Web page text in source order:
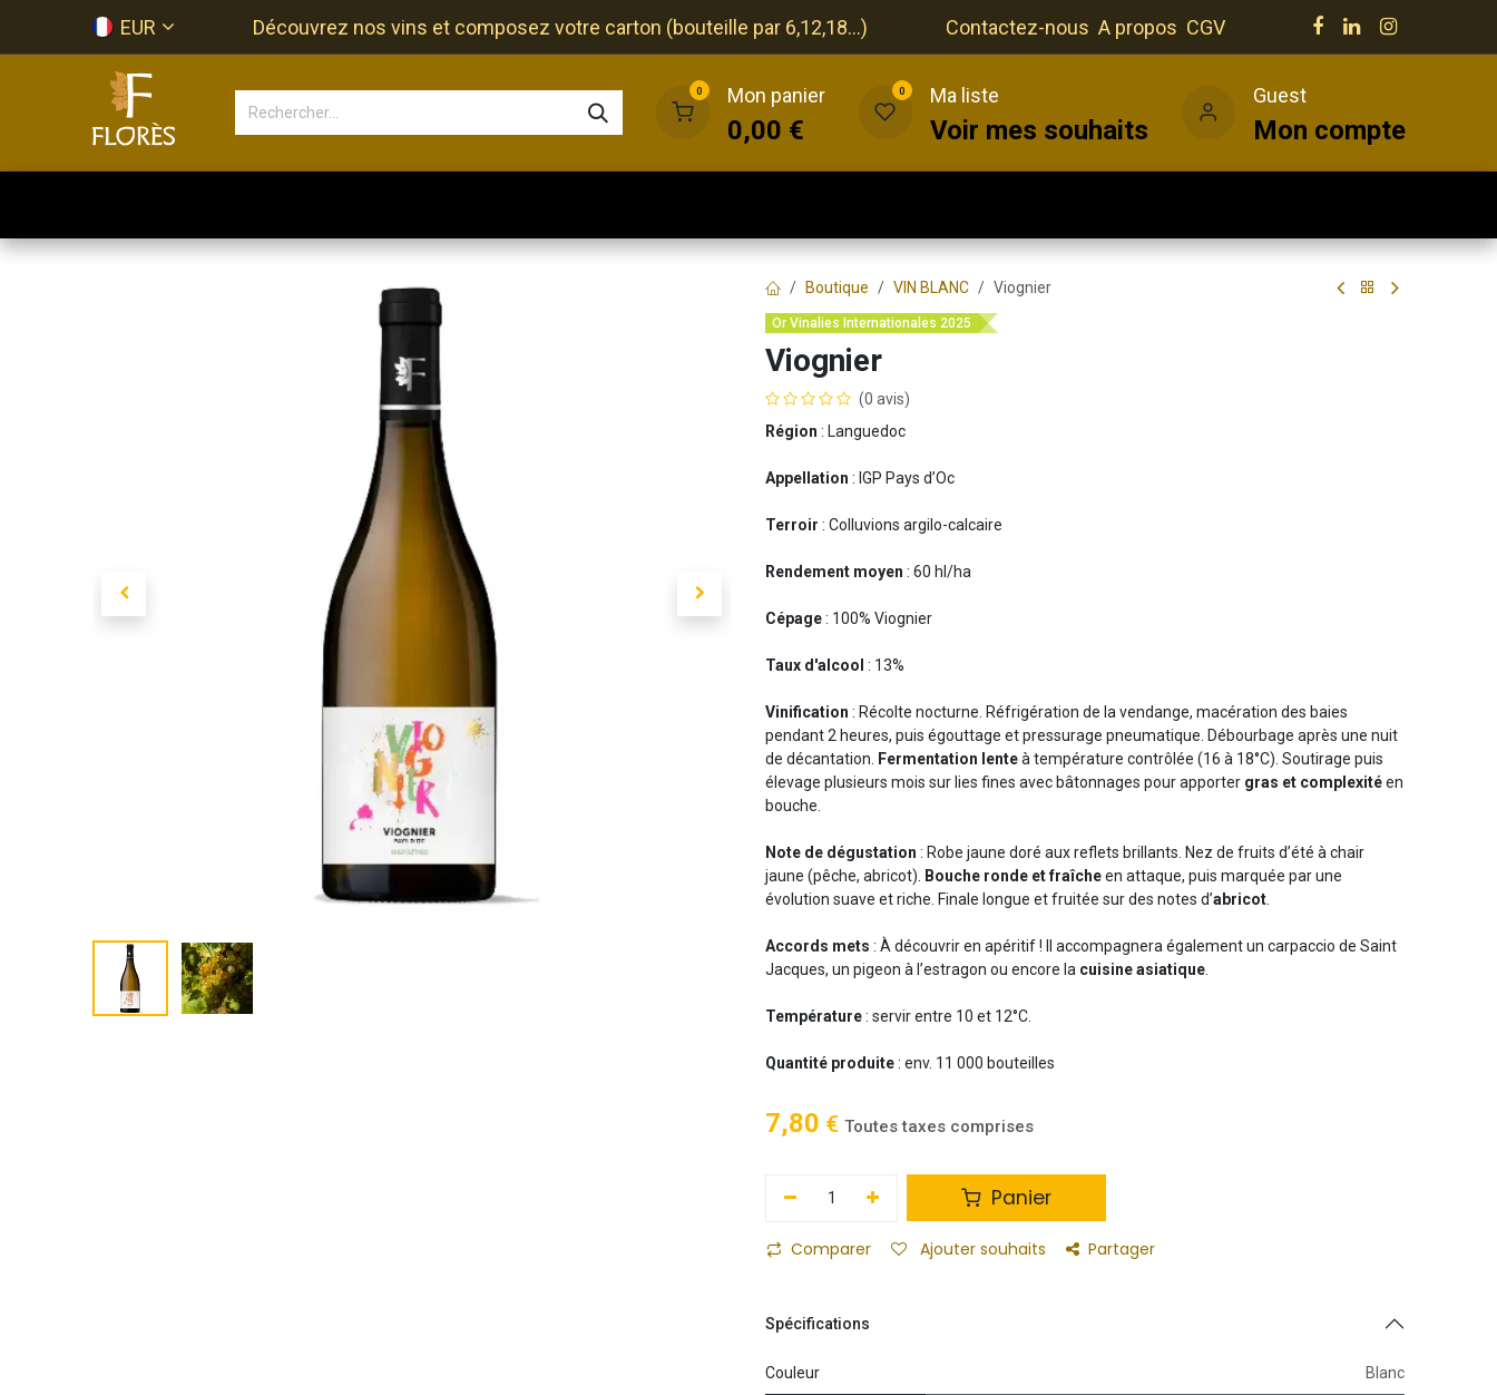
EUR Découvrez nos vins et composez votre carton (bouteille par 6,12,18...) Contactez-nous A propos CGV
0 Mon panier
0,00 €
0 Ma liste
Voir mes souhaits
Guest
Mon compte
Boutique VIN BLANC Viognier
Or Vinalies Internationales 2025
Viognier
(0 avis)
Région : Languedoc
Appellation : IGP Pays d’Oc
Terroir : Colluvions argilo-calcaire
Rendement moyen : 60 hl/ha
Cépage: 100% Viognier
Taux d'alcool : 13%
Vinification : Récolte nocturne. Réfrigération de la vendange, macération des baies
pendant 2 heures, puis égouttage et pressurage pneumatique. Débourbage après une nuit
de décantation.
Fermentation lenteà température contrôlée (16 à 18°C). Soutirage puis
élevage plusieurs mois sur lies fines avec bâtonnages pour apporter gras et complexitéen
bouche.
Note de dégustation : Robe jaune doré aux reflets brillants. Nez de fruits d’été à chair
jaune (pêche, abricot).
Bouche ronde et fraîcheen attaque, puis marquée par une
évolution suave et riche. Finale longue et fruitée sur des notes d’abricot
Accords mets : À découvrir en apéritif ! Il accompagnera également un carpaccio de Saint
Jacques, un pigeon à l’estragon ou encore la cuisine asiatique
Température: servir entre 10 et 12°C.
Quantité produite: env. 11 000 bouteilles
7,80 € Toutes taxes comprises
Panier
Comparer Ajouter souhaits Partager
Spécifications
Couleur Blanc